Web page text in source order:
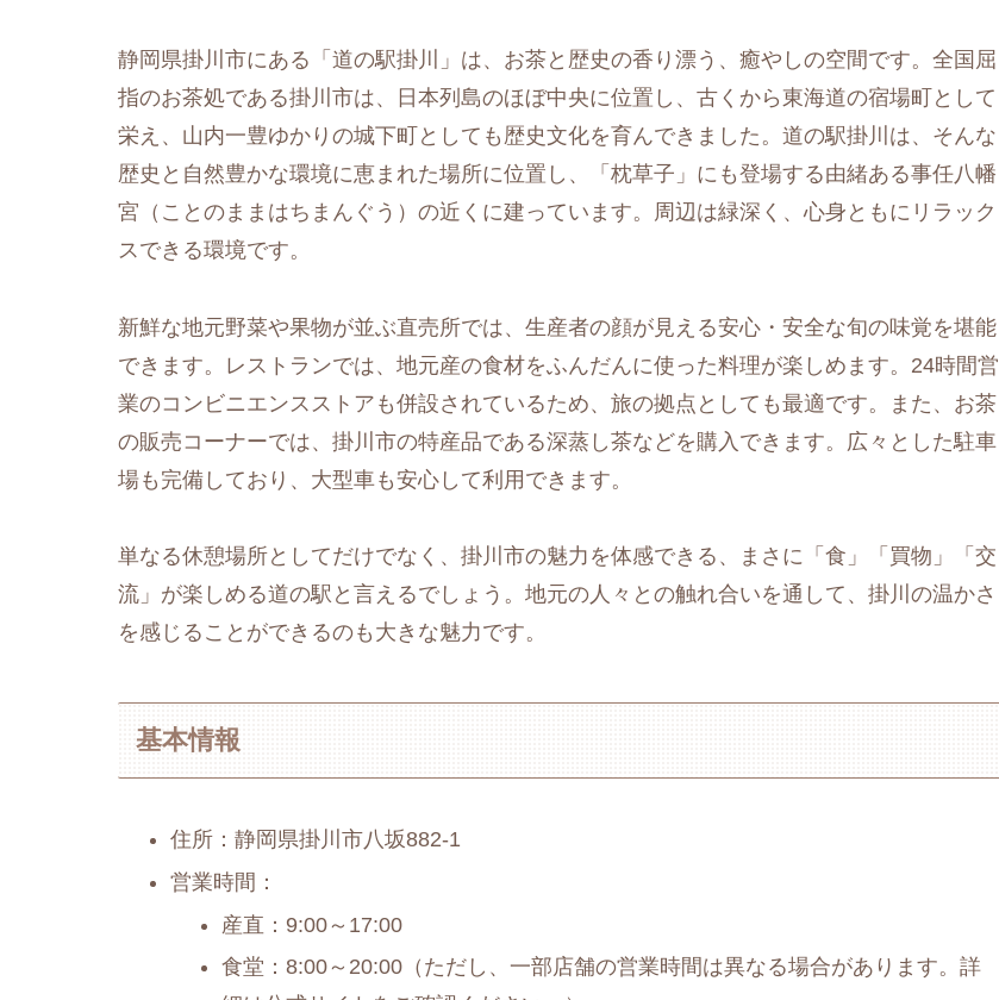
静岡県掛川市にある「道の駅掛川」は、お茶と歴史の香り漂う、癒やしの空間です。全国屈
指のお茶処である掛川市は、日本列島のほぼ中央に位置し、古くから東海道の宿場町として
栄え、山内一豊ゆかりの城下町としても歴史文化を育んできました。道の駅掛川は、そんな
歴史と自然豊かな環境に恵まれた場所に位置し、「枕草子」にも登場する由緒ある事任八幡
宮（ことのままはちまんぐう）の近くに建っています。周辺は緑深く、心身ともにリラック
スできる環境です。
新鮮な地元野菜や果物が並ぶ直売所では、生産者の顔が見える安心・安全な旬の味覚を堪能
できます。レストランでは、地元産の食材をふんだんに使った料理が楽しめます。24時間営
業のコンビニエンスストアも併設されているため、旅の拠点としても最適です。また、お茶
の販売コーナーでは、掛川市の特産品である深蒸し茶などを購入できます。広々とした駐車
場も完備しており、大型車も安心して利用できます。
単なる休憩場所としてだけでなく、掛川市の魅力を体感できる、まさに「食」「買物」「交
流」が楽しめる道の駅と言えるでしょう。地元の人々との触れ合いを通して、掛川の温かさ
を感じることができるのも大きな魅力です。
基本情報
住所：静岡県掛川市八坂882-1
営業時間：
産直：9:00～17:00
食堂：8:00～20:00（ただし、一部店舗の営業時間は異なる場合があります。詳